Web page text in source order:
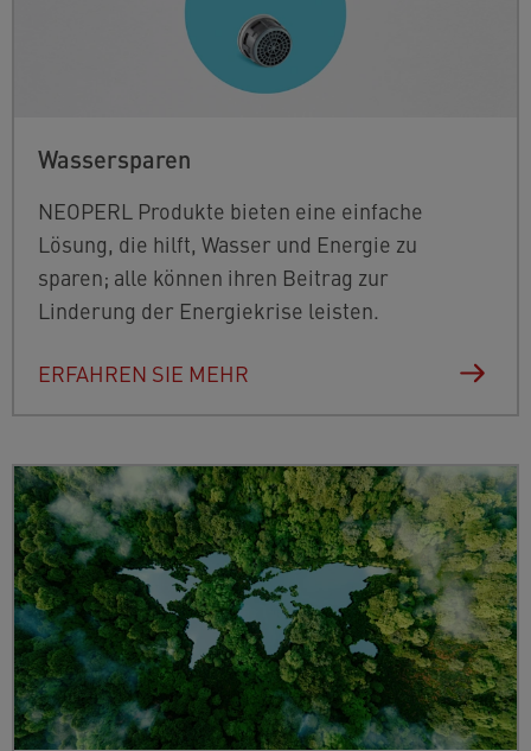
Wassersparen
NEOPERL Produkte bieten eine einfache
Lösung, die hilft, Wasser und Energie zu
sparen; alle können ihren Beitrag zur
Linderung der Energiekrise leisten.
ERFAHREN SIE MEHR